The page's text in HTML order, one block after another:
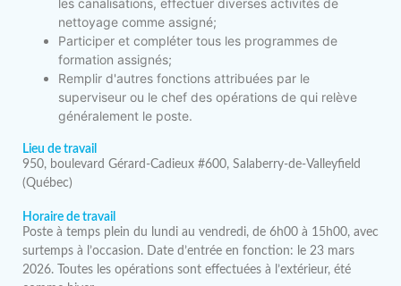
les canalisations, effectuer diverses activités de
nettoyage comme assigné;
Participer et compléter tous les programmes de
formation assignés;
Remplir d'autres fonctions attribuées par le
superviseur ou le chef des opérations de qui relève
généralement le poste.
Lieu de travail
950, boulevard Gérard-Cadieux #600, Salaberry-de-Valleyfield
(Québec)
Horaire de travail
Poste à temps plein du lundi au vendredi, de 6h00 à 15h00, avec
surtemps à l’occasion. Date d’entrée en fonction: le 23 mars
2026. Toutes les opérations sont effectuées à l’extérieur, été